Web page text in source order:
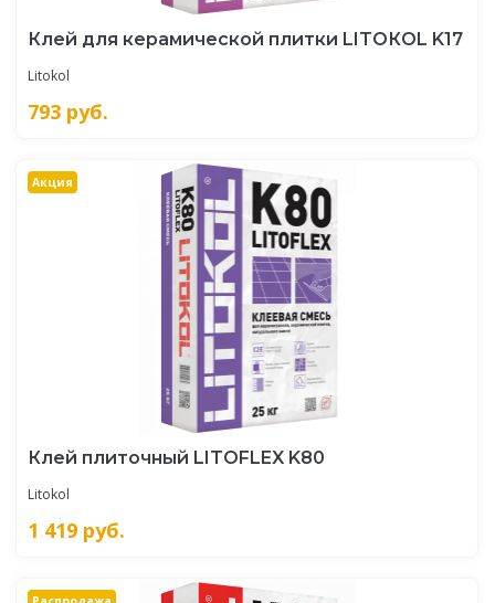
Клей для керамической плитки LITOКOL K17
Litokol
793 руб.
Акция
Клей плиточный LITOFLEX K80
Litokol
1 419 руб.